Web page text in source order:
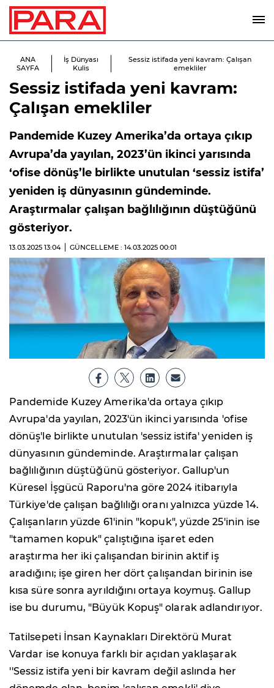
ANA
SAYFA
İş Dünyası
Kulis
Sessiz istifada yeni kavram: Çalışan
emekliler
Sessiz istifada yeni kavram:
Çalışan emekliler
Pandemide Kuzey Amerika’da ortaya çıkıp
Avrupa’da yayılan, 2023’ün ikinci yarısında
‘ofise dönüş’le birlikte unutulan ‘sessiz istifa’
yeniden iş dünyasının gündeminde.
Araştırmalar çalışan bağlılığının düştüğünü
gösteriyor.
13.03.2025 13:04 GÜNCELLEME : 14.03.2025 00:01
Pandemide Kuzey Amerika'da ortaya çıkıp
Avrupa'da yayılan, 2023'ün ikinci yarısında 'ofise
dönüş'le birlikte unutulan 'sessiz istifa' yeniden iş
dünyasının gündeminde. Araştırmalar çalışan
bağlılığının düştüğünü gösteriyor. Gallup'un
Küresel İşgücü Raporu'na göre 2024 itibarıyla
Türkiye'de çalışan bağlılığı oranı yalnızca yüzde 14.
Çalışanların yüzde 61'inin "kopuk", yüzde 25'inin ise
"tamamen kopuk" çalıştığına işaret eden
araştırma her iki çalışandan birinin aktif iş
aradığını; işe giren her dört çalışandan birinin ise
kısa süre sonra ayrıldığını ortaya koymuş. Gallup
ise bu durumu, "Büyük Kopuş" olarak adlandırıyor.
Tatilsepeti İnsan Kaynakları Direktörü Murat
Vardar ise konuya farklı bir açıdan yaklaşarak
''Sessiz istifa yeni bir kavram değil aslında her